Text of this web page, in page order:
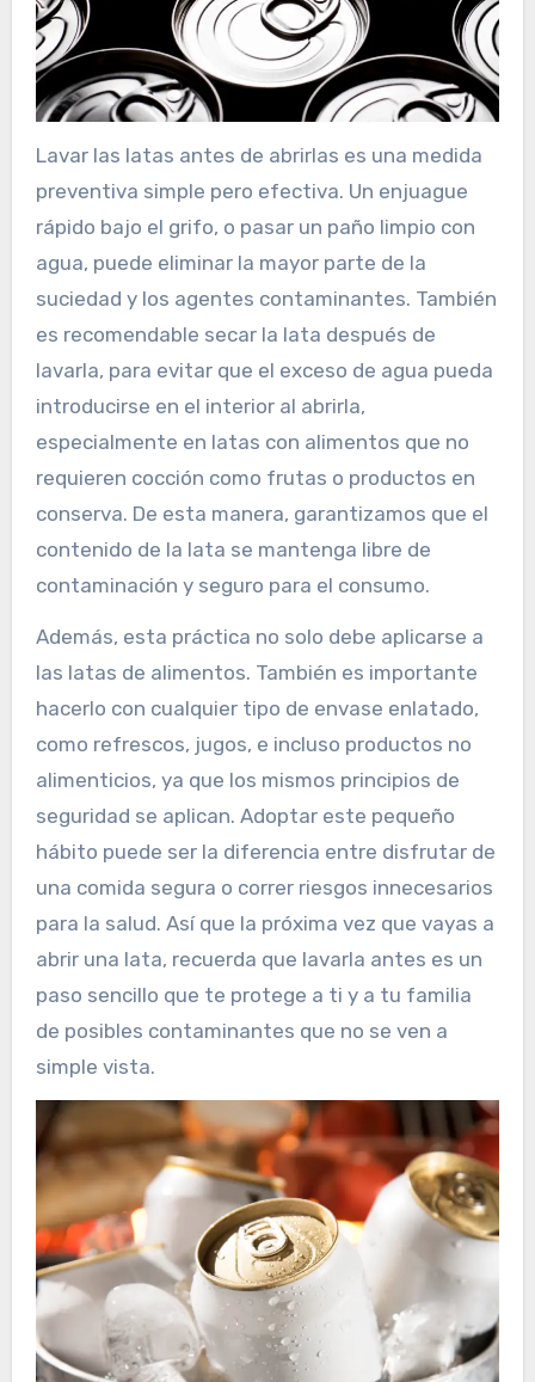
Lavar las latas antes de abrirlas es una medida
preventiva simple pero efectiva. Un enjuague
rápido bajo el grifo, o pasar un paño limpio con
agua, puede eliminar la mayor parte de la
suciedad y los agentes contaminantes. También
es recomendable secar la lata después de
lavarla, para evitar que el exceso de agua pueda
introducirse en el interior al abrirla,
especialmente en latas con alimentos que no
requieren cocción como frutas o productos en
conserva. De esta manera, garantizamos que el
contenido de la lata se mantenga libre de
contaminación y seguro para el consumo.
Además, esta práctica no solo debe aplicarse a
las latas de alimentos. También es importante
hacerlo con cualquier tipo de envase enlatado,
como refrescos, jugos, e incluso productos no
alimenticios, ya que los mismos principios de
seguridad se aplican. Adoptar este pequeño
hábito puede ser la diferencia entre disfrutar de
una comida segura o correr riesgos innecesarios
para la salud. Así que la próxima vez que vayas a
abrir una lata, recuerda que lavarla antes es un
paso sencillo que te protege a ti y a tu familia
de posibles contaminantes que no se ven a
simple vista.